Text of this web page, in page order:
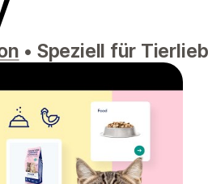
• Speziell für